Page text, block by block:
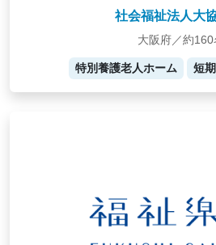
社会福祉法人大
大阪府／約160
特別養護老人ホーム 短